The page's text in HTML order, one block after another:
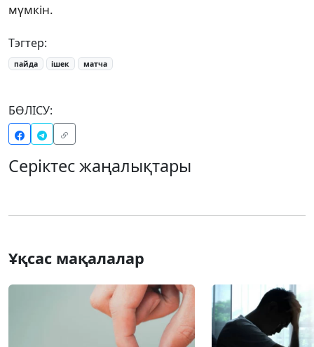
мүмкін.
Тэгтер:
пайда ішек матча
БӨЛІСУ:
Серіктес жаңалықтары
Ұқсас мақалалар